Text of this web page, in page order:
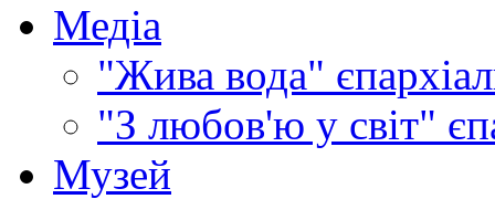
Медіа
"Жива вода"
"З любов'ю у світ"
Музей